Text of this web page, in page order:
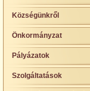
Községünkről
Önkormányzat
Pályázatok
Szolgáltatások